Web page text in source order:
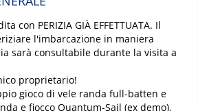
con PERIZIA GIÀ EFFETTUATA. Il
l'imbarcazione in maniera
sarà consultabile durante la visita a
proprietario!
gioco di vele randa full-batten e
e fiocco Quantum-Sail (ex demo),